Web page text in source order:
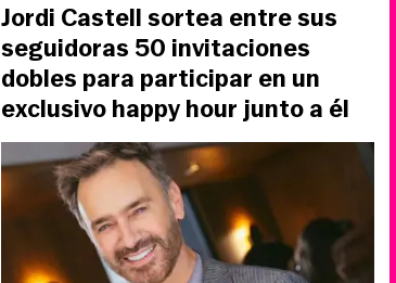
Jordi Castell sortea entre sus
seguidoras 50 invitaciones
dobles para participar en un
exclusivo happy hour junto a él